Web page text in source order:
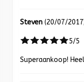
Steven (20/07/
5/5
Superaankoop!